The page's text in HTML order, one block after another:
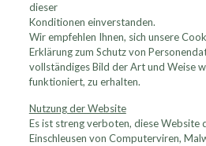
dieser
Konditionen einverstanden.
Wir empfehlen Ihnen, sich unsere
Erklärung zum Schutz von
vollständiges Bild der Art und Weise
funktioniert, zu erhalten.
Nutzung der Website
Es ist streng verboten, diese Website
Einschleusen von Computerviren,